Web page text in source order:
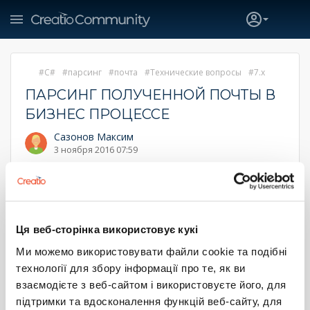
Ця веб-сторінка використовує кукі
Ми можемо використовувати файли cookie та подібні
технології для збору інформації про те, як ви
взаємодієте з веб-сайтом і використовуєте його, для
підтримки та вдосконалення функцій веб-сайту, для
C# парсинг почта Технические вопросы 7.x
ПАРСИНГ ПОЛУЧЕННОЙ ПОЧТЫ В
БИЗНЕС ПРОЦЕССЕ
Сазонов Максим
3 ноября 2016 07:59
Здравствуйте. Скажите пожалуйста, как можно в
bpm'online sales team 7.8.2 в бизнес процессе получить
тело входящего письма.
читаются данные письма а вот, как дальше быть? Как
распарсить?
Скрин прилагаю.
0